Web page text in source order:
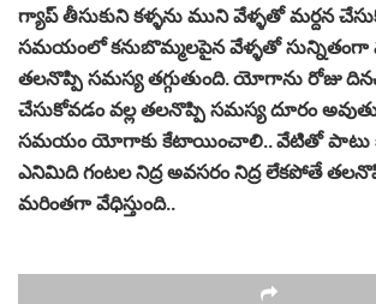
గ్యాప్ తీసుకుని కళ్ళను ముని వేళ్ళతో మర్దన
సమయంలో కనుబొమ్మలపైన వేళ్ళతో సున్నితంగా
తలనొప్పి సమస్య తగ్గుతుంది. యోగాను రోజు
చేసుకోవడం వల్ల తలనొప్పి సమస్య దూరం
సమయం యోగాకు కేటాయించాలి.. వేటితో పాటు
ఎనిమిది గంటల నిద్ర అవసరం నిద్ర లేకపోతే
మరింతగా వేధిస్తుంది..